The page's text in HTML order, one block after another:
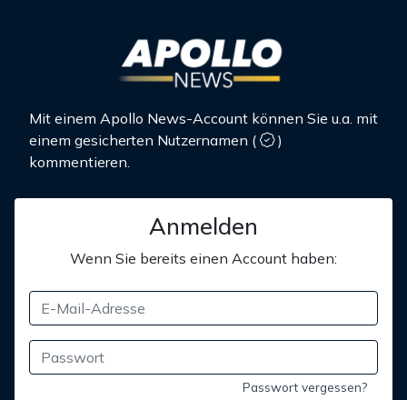
Mit einem Apollo News-Account können Sie u.a. mit
einem gesicherten Nutzernamen (
)
kommentieren.
Anmelden
Wenn Sie bereits einen Account haben:
Passwort vergessen?